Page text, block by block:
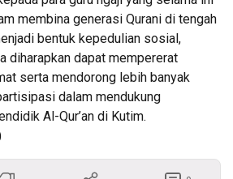
membina generasi Qurani di tengah
bentuk kepedulian sosial,
diharapkan dapat mempererat
serta mendorong lebih banyak
dalam mendukung
Al-Qur’an di Kutim.